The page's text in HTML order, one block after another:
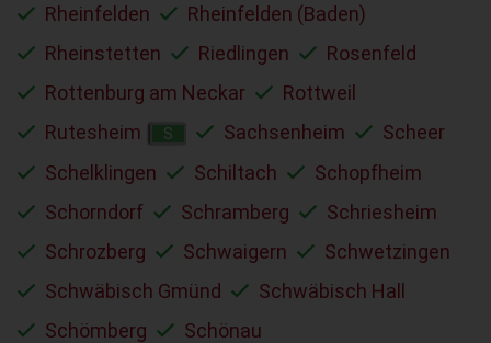
Rheinfelden
Rheinfelden (Baden)
Rheinstetten
Riedlingen
Rosenfeld
Rottenburg am Neckar
Rottweil
Rutesheim
S Sachsenheim
Scheer
Schelklingen
Schiltach
Schopfheim
Schorndorf
Schramberg
Schriesheim
Schrozberg
Schwaigern
Schwetzingen
Schwäbisch Gmünd
Schwäbisch Hall
Schömberg
Schönau